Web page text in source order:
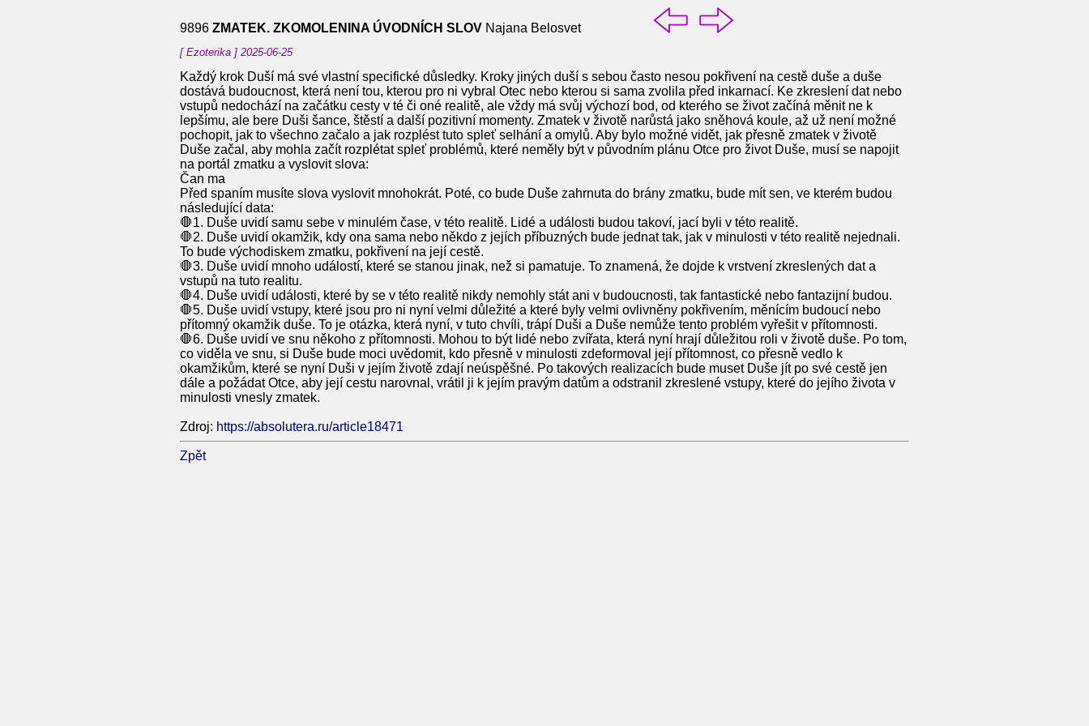
9896 ZMATEK. ZKOMOLENINA ÚVODNÍCH SLOV Najana Belosvet
[ Ezoterika ] 2025-06-25
Každý krok Duší má své vlastní specifické důsledky. Kroky jiných duší s sebou často nesou pokřivení na cestě duše a duše
dostává budoucnost, která není tou, kterou pro ni vybral Otec nebo kterou si sama zvolila před inkarnací. Ke zkreslení dat nebo
vstupů nedochází na začátku cesty v té či oné realitě, ale vždy má svůj výchozí bod, od kterého se život začíná měnit ne k
lepšímu, ale bere Duši šance, štěstí a další pozitivní momenty. Zmatek v životě narůstá jako sněhová koule, až už není možné
pochopit, jak to všechno začalo a jak rozplést tuto spleť selhání a omylů. Aby bylo možné vidět, jak přesně zmatek v životě
Duše začal, aby mohla začít rozplétat spleť problémů, které neměly být v původním plánu Otce pro život Duše, musí se napojit
na portál zmatku a vyslovit slova:
Čan ma
Před spaním musíte slova vyslovit mnohokrát. Poté, co bude Duše zahrnuta do brány zmatku, bude mít sen, ve kterém budou
následující data:
🛑1. Duše uvidí samu sebe v minulém čase, v této realitě. Lidé a události budou takoví, jací byli v této realitě.
🛑2. Duše uvidí okamžik, kdy ona sama nebo někdo z jejích příbuzných bude jednat tak, jak v minulosti v této realitě nejednali.
To bude východiskem zmatku, pokřivení na její cestě.
🛑3. Duše uvidí mnoho událostí, které se stanou jinak, než si pamatuje. To znamená, že dojde k vrstvení zkreslených dat a
vstupů na tuto realitu.
🛑4. Duše uvidí události, které by se v této realitě nikdy nemohly stát ani v budoucnosti, tak fantastické nebo fantazijní budou.
🛑5. Duše uvidí vstupy, které jsou pro ni nyní velmi důležité a které byly velmi ovlivněny pokřivením, měnícím budoucí nebo
přítomný okamžik duše. To je otázka, která nyní, v tuto chvíli, trápí Duši a Duše nemůže tento problém vyřešit v přítomnosti.
🛑6. Duše uvidí ve snu někoho z přítomnosti. Mohou to být lidé nebo zvířata, která nyní hrají důležitou roli v životě duše. Po tom,
co viděla ve snu, si Duše bude moci uvědomit, kdo přesně v minulosti zdeformoval její přítomnost, co přesně vedlo k
okamžikům, které se nyní Duši v jejím životě zdají neúspěšné. Po takových realizacích bude muset Duše jít po své cestě jen
dále a požádat Otce, aby její cestu narovnal, vrátil ji k jejím pravým datům a odstranil zkreslené vstupy, které do jejího života v
minulosti vnesly zmatek.
Zdroj: https://absolutera.ru/article18471
Zpět